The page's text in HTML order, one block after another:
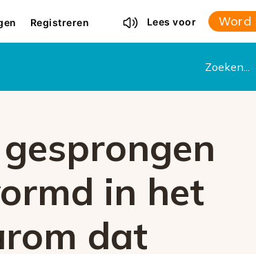
Registreren Lees voor Word
Zoeken
in het
dat